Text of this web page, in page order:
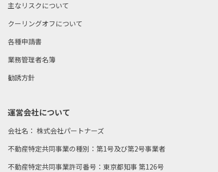
主なリスクについて
クーリングオフについて
各種申請書
業務管理者名簿
勧誘方針
運営会社について
会社名： 株式会社パートナーズ
不動産特定共同事業の種別：第1号及び第2号事業者
不動産特定共同事業許可番号：東京都知事 第126号